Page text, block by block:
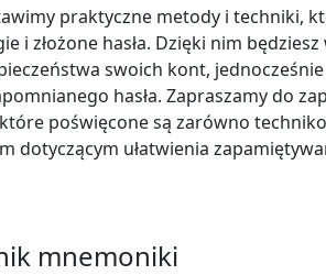
praktyczne metody i techniki,
i złożone hasła. Dzięki nim
swoich kont,
hasła. Zapraszamy do
poświęcone są zarówno
dotyczącym ułatwienia
mnemoniki